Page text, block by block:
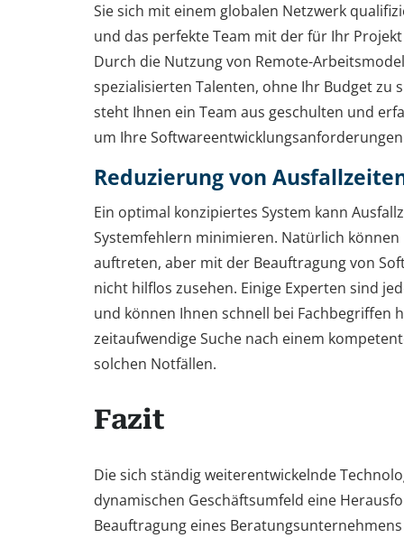
Sie sich mit einem globalen Netzwerk
und das perfekte Team mit der für Ihr
Durch die Nutzung von Remote-
spezialisierten Talenten, ohne Ihr Budget zu
steht Ihnen ein Team aus geschulten und
um Ihre
Reduzierung von
Ein optimal konzipiertes System kann
Systemfehlern minimieren. Natürlich
auftreten, aber mit der Beauftragung von
nicht hilflos zusehen. Einige Experten sind
und können Ihnen schnell bei Fachbegriffen
zeitaufwendige Suche nach einem
solchen Notfällen.
Fazit
Die sich ständig weiterentwickelnde
dynamischen Geschäftsumfeld eine
Beauftragung eines